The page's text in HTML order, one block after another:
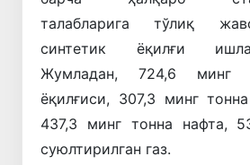
талабларига тўлиқ
синтетик ёқилғи
Жумладан, 724,6 минг
ёқилғиси, 307,3 минг
437,3 минг тонна нафта,
суюлтирилган газ.